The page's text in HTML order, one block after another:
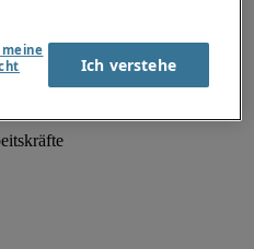
Ich verstehe